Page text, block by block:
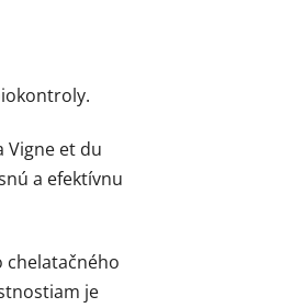
Vigne et du
a efektívnu
chelatačného
je